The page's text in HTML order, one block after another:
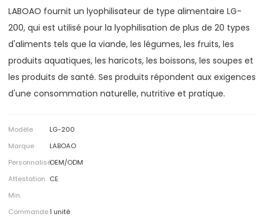
LABOAO fournit un lyophilisateur de type alimentaire LG-
200, qui est utilisé pour la lyophilisation de plus de 20 types
d'aliments tels que la viande, les légumes, les fruits, les
produits aquatiques, les haricots, les boissons, les soupes et
les produits de santé. Ses produits répondent aux exigences
d'une consommation naturelle, nutritive et pratique.
Modèle
LG-200
Marque
LABOAO
PersonnaliséOEM/ODM
Attestation CE
Min.
Commande1 unité